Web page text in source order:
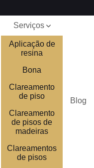
Serviços
Aplicação de
resina
Bona
Clareamento
de piso
Clareamento
de pisos de
madeiras
Clareamentos
de pisos
Blog